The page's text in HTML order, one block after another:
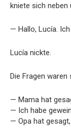
kniete sich neben
— Hallo, Lucía.
Lucía nickte.
Die Fragen
— Mama hat
— Ich habe
— Opa hat